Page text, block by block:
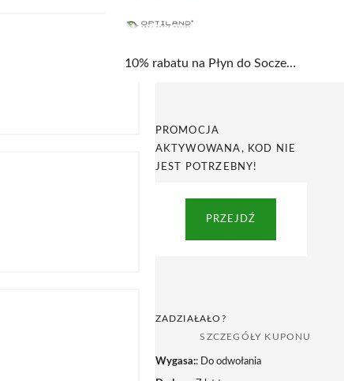
10% rabatu na Płyn do Soczewek w Optiland
PROMOCJA
AKTYWOWANA, KOD NIE
JEST POTRZEBNY!
PRZEJDŹ
ZADZIAŁAŁO?
SZCZEGÓŁY KUPONU
Wygasa:: Do odwołania